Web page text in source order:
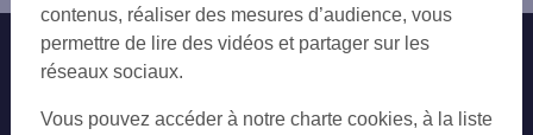
RUMILLY
SAINT-JULIEN-EN-GENEVOIS
SALLANCHES
THONON-LES-BAINS
Nos engagements Nous contacter
Autres sites SG
contenus, réaliser des mesures d’audience, vous
permettre de lire des vidéos et partager sur les
réseaux sociaux.
Vous pouvez accéder à notre charte cookies, à la liste